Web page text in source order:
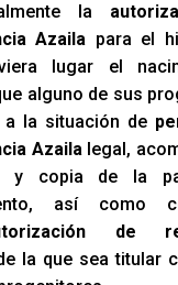
la
Azaila para el
lugar el
alguno de sus
a la situación de
Azailalegal,
y copia de la
así como
de
la que sea titular